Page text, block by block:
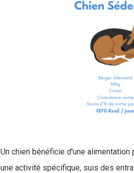
Un chien bénéficie d'une
une activité spécifique, suis des